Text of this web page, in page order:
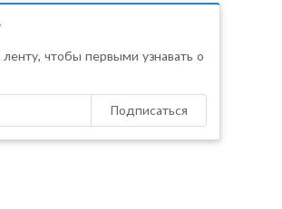
чтобы первыми узнавать о
Подписаться